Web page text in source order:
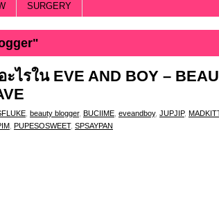
SURGERY
ไรใน EVE AND BOY –
beauty blogger, BUCIIME eveandboy, JUPJIP,
PUPESOSWEET, SPSAYPAN